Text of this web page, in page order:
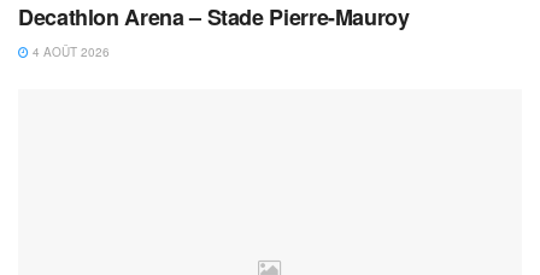
Decathlon Arena – Stade Pierre-Mauroy
4 AOÛT 2026